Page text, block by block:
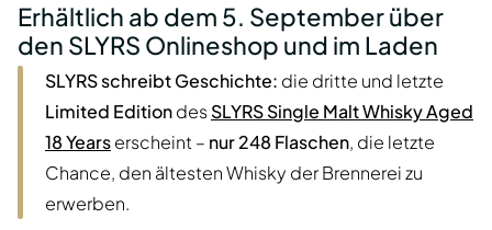
Erhältlich ab dem 5. Septemberüber
den SLYRS Onlineshop und im Laden
SLYRS schreibt Geschichte: die dritte und letzte
Limited EditiondesSLYRS Single Malt Whisky Aged
18 Yearserscheint – nur 248 Flaschen, die letzte
Chance, den ältesten Whisky der Brennerei zu
erwerben.